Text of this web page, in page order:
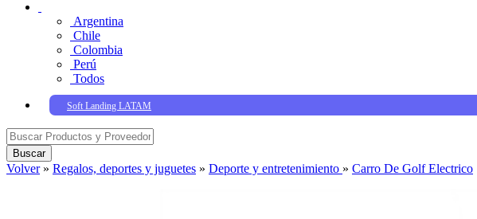
Argentina
Chile
Colombia
Perú
Todos
Soft Landing LATAM
Buscar
Volver» Regalos, deportes y juguetes » Deporte y entretenimiento » Carro De Golf Electrico